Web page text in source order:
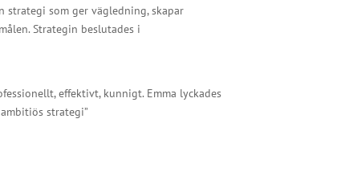
som ger vägledning, skapar
Strategin beslutades i
effektivt, kunnigt. Emma lyckades
strategi”